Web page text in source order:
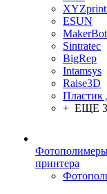
ESUN
MakerBot
Sintratec
BigRep
Intamsys
Raise3D
Пластик
+ ЕЩЕ 3
принтера